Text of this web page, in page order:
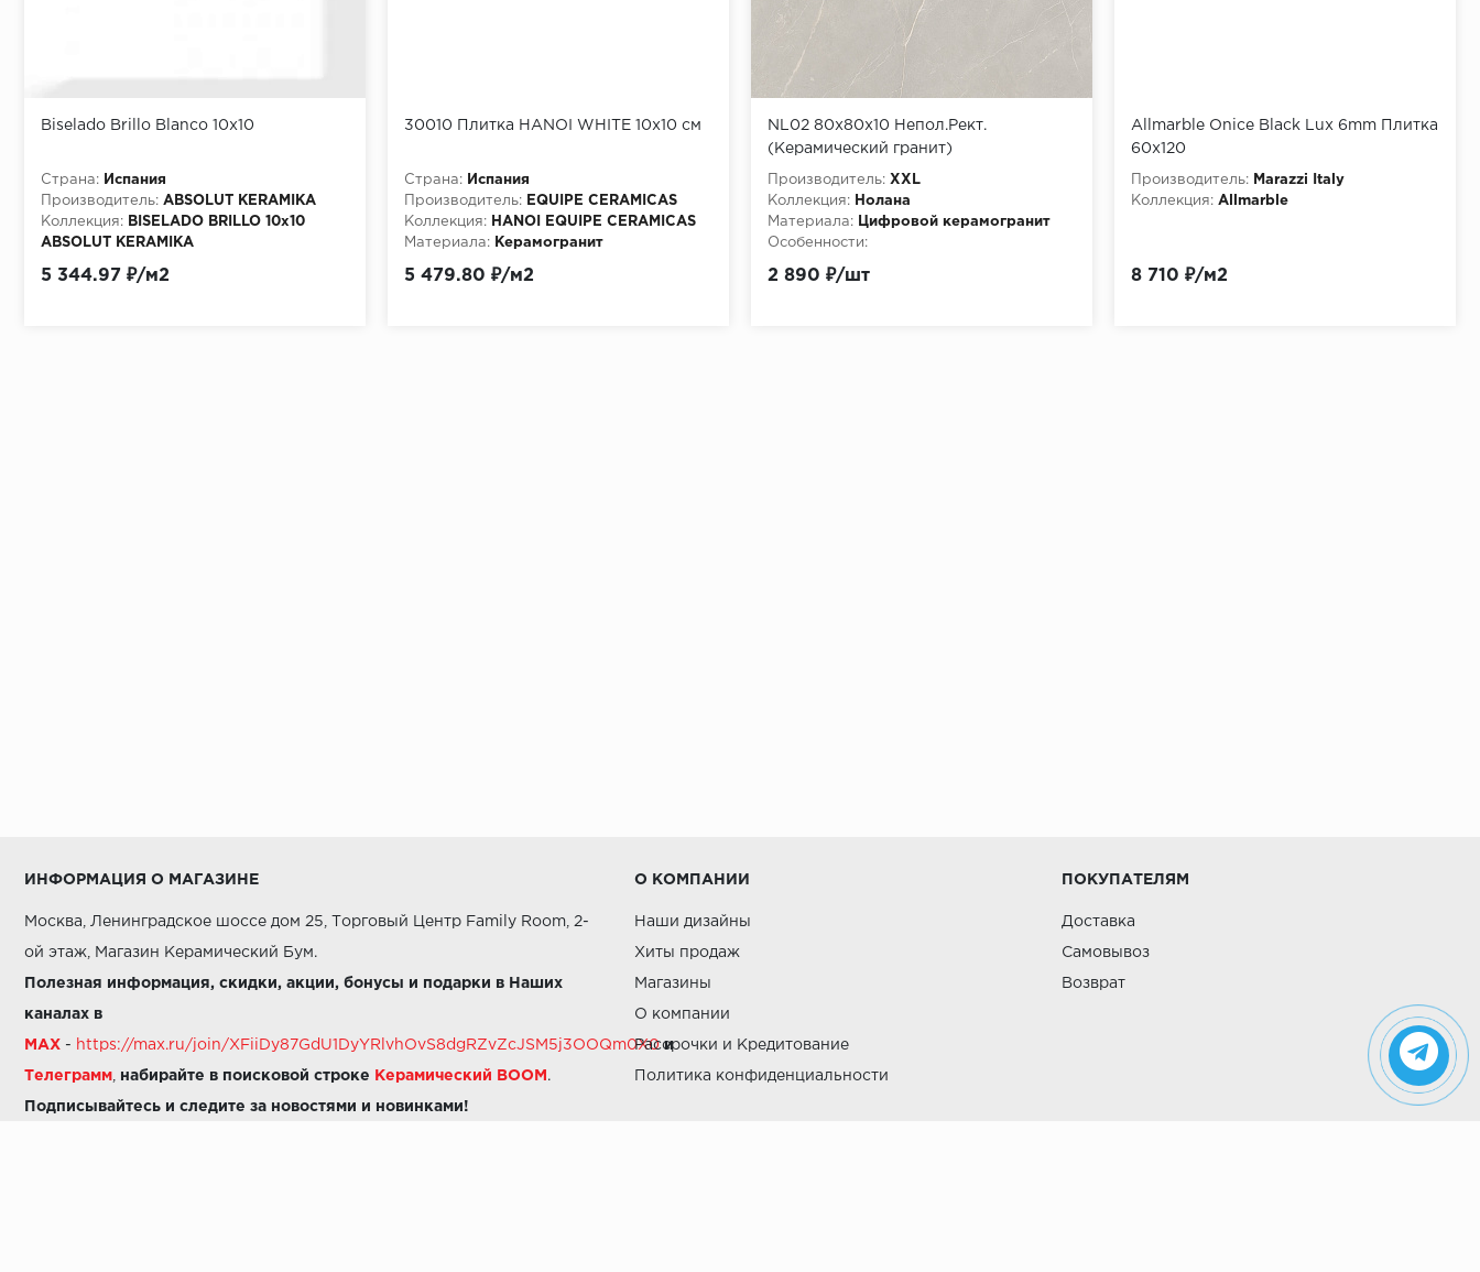
Biselado Brillo Blanco 10x10
Страна:
Испания
Производитель: ABSOLUT KERAMIKA
Коллекция:
BISELADO BRILLO 10x10
ABSOLUT KERAMIKA
5 344.97 ₽/м2
30010 Плитка HANOI WHITE 10x10 см
Страна:
Испания
Производитель:
EQUIPE CERAMICAS
Коллекция:
HANOI EQUIPE CERAMICAS
Материала:
Керамогранит
5 479.80 ₽/м2
NL02 80x80x10 Непол.Рект.
(Керамический гранит)
Производитель: XXL
Коллекция:
Нолана
Материала:
Цифровой керамогранит
Особенности:
2 890 ₽/шт
Allmarble Onice Black Lux 6mm Плитка
60x120
Производитель:
Marazzi Italy
Коллекция: Allmarble
8 710 ₽/м2
ИНФОРМАЦИЯ О МАГАЗИНЕ
Москва, Ленинградское шоссе дом 25, Торговый Центр Family Room, 2-
ой этаж, Магазин Керамический Бум.
Полезная информация, скидки, акции, бонусы и подарки в Наших
каналах в
MAX - https://max.ru/join/XFiiDy87GdU1DyYRlvhOvS8dgRZvZcJSM5j3OOQm0X0 и
Телеграмм набирайте в поисковой строке Керамический BOOM .
Подписывайтесь и следите за новостями и новинками!
О КОМПАНИИ
Наши дизайны
Хиты продаж
Магазины
О компании
Рассрочки и Кредитование
Политика конфиденциальности
ПОКУПАТЕЛЯМ
Доставка
Самовывоз
Возврат